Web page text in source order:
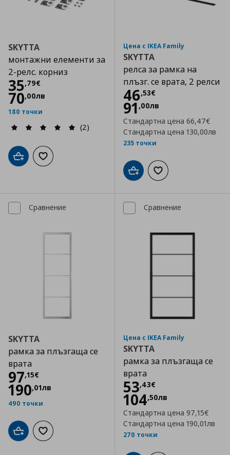
SKYTTA
монтажни елементи за
2-релс. корниз
35,79€
Цена
70,00лв
180 точки
(2)
Добави в кошницата
Добави към списъка с любими
Цена с IKEA Family
SKYTTA
релса за рамка на
плъзг. се врата, 2 релси
46,53€
Цена
91 ,00лв
Стандартна цена 66,47€
Стандартна цена 130,00лв
235 точки
Добави в кошницата
Добави към
Сравнение
SKYTTA
рамка за плъзгаща се
врата
97,15€
Цена
190,01лв
490 точки
Добави в кошницата
Добави към списъка с любими
Сравнение
Цена с IKEA Family
SKYTTA
рамка за плъзгаща се
врата
53,43€
Цена
104,50лв
Стандартна цена 97,15€
Стандартна цена 190,01лв
270 точки